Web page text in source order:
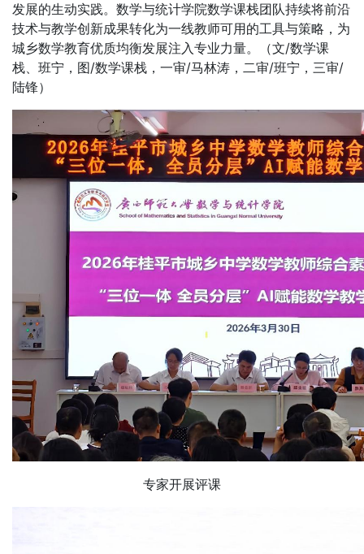
发展的生动实践。数学与统计学院数学课栈团队持续将前沿
技术与教学创新成果转化为一线教师可用的工具与策略，为
城乡数学教育优质均衡发展注入专业力量。（文/数学课
栈、班宁，图/数学课栈，一审/马林涛，二审/班宁，三审/
陆锋）
专家开展评课